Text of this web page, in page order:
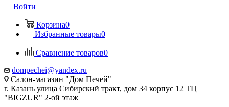
Войти
Корзина0
Избранные товары0
Сравнение товаров0
dompechei@yandex.ru
Салон-магазин "Дом Печей"
г. Казань улица Сибирский тракт, дом 34 корпус 12 ТЦ
"BIGZUR" 2-ой этаж